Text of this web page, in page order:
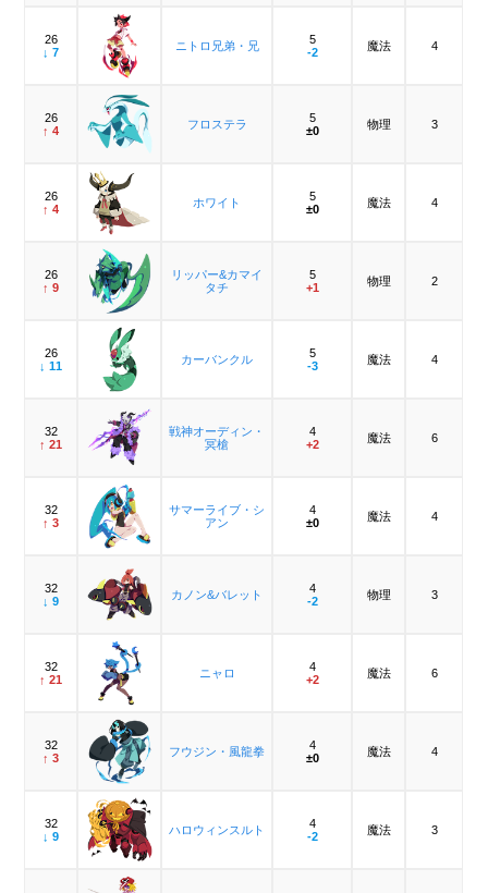
26
↓ 7
ニトロ兄弟・兄
5
-2
魔法 4
26
↑ 4
フロステラ
5
±0
物理 3
26
↑ 4
ホワイト
5
±0
魔法 4
26
↑ 9
リッパー&カマイ
タチ
5
+1
物理 2
26
↓ 11
カーバンクル
5
-3
魔法 4
32
↑ 21
戦神オーディン・
冥槍
4
+2
魔法 6
32
↑ 3
サマーライブ・シ
アン
4
±0
魔法 4
32
↓ 9
カノン&バレット
4
-2
物理 3
32
↑ 21
ニャロ
4
+2
魔法 6
32
↑ 3
フウジン・風龍拳
4
±0
魔法 4
32
↓ 9
ハロウィンスルト
4
-2
魔法 3